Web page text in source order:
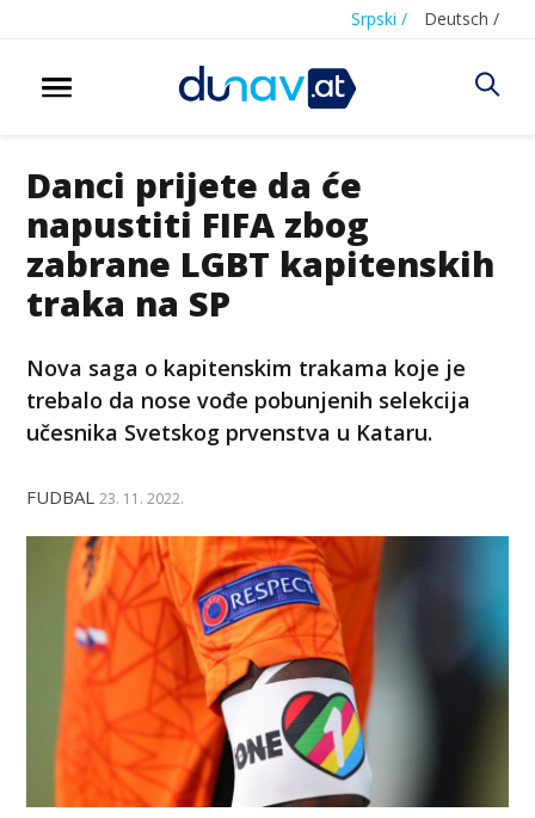
Srpski / Deutsch /
Danci prijete da će
napustiti FIFA zbog
zabrane LGBT kapitenskih
traka na SP
Nova saga o kapitenskim trakama koje je
trebalo da nose vođe pobunjenih selekcija
učesnika Svetskog prvenstva u Kataru.
FUDBAL 23. 11. 2022.